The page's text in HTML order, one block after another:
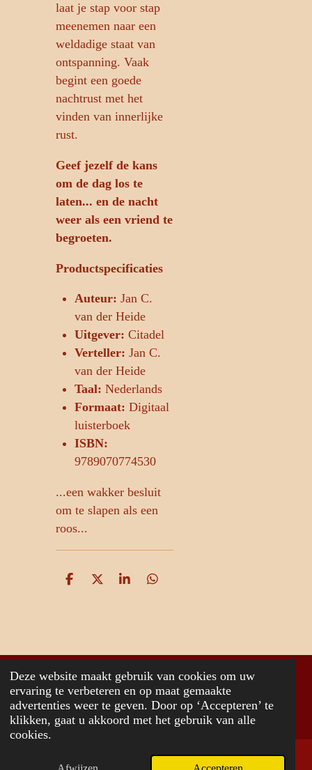
Deze website maakt gebruik van cookies om uw
ervaring te verbeteren en op maat gemaakte
advertenties weer te geven. Door op ‘Accepteren’ te
klikken, gaat u akkoord met het gebruik van alle
cookies.
laat je stap voor stap
meenemen naar een
weldadige staat van
ontspanning. Vaak
begint een goede
nachtrust met het
vinden van innerlijke
rust.
Geef jezelf de kans
om de dag los te
laten... en de nacht
weer als een vriend te
begroeten.
Productspecificaties
Auteur: Jan C.
van der Heide
Uitgever: Citadel
Verteller: Jan C.
van der Heide
Taal: Nederlands
Formaat: Digitaal
luisterboek
ISBN:
9789070774530
...een wakker besluit
om te slapen als een
roos...
D
D
S
D
© 2026 www.jancvanderheide.com
Powered by JouwWeb